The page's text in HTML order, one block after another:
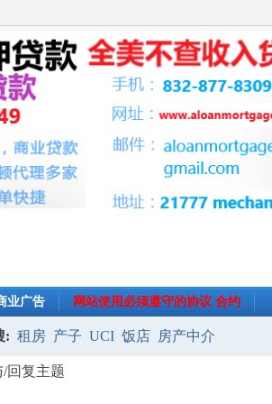
业广告 网站使用必须遵守的协议 合约
: 租房 产子 UCI 饭店 房产中介
/回复主题